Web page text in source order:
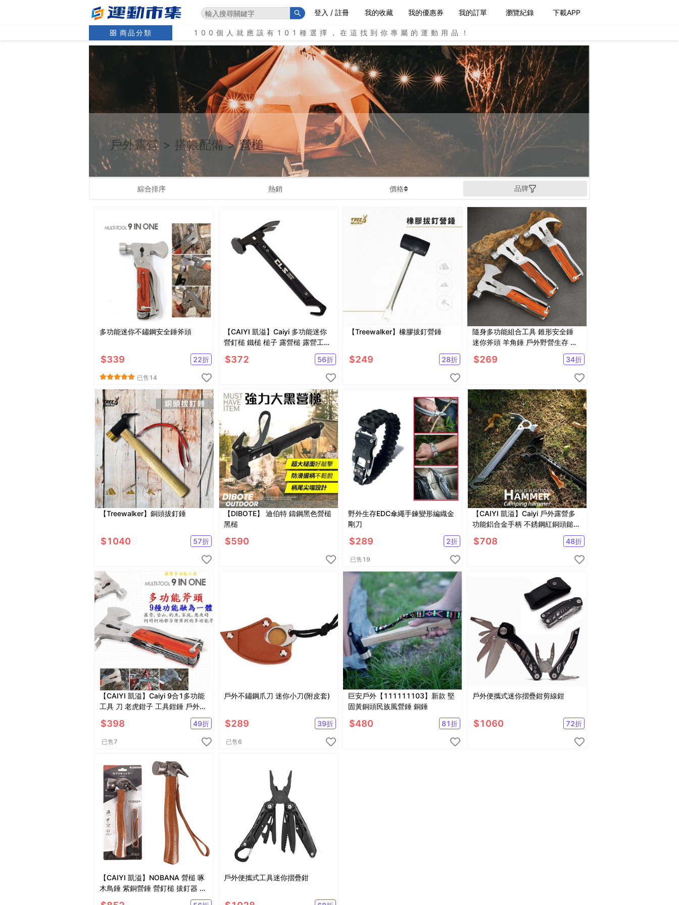
登入 / 註冊 我的收藏 我的優惠券 我的訂單 瀏覽紀錄 下載APP
商品分類 100個人就應該有101種選擇，在這找到你專屬的運動用品！
戶外露營 > 搭帳配備 > 營槌
綜合排序 熱銷 價格 品牌
多功能迷你不鏽鋼安全錘斧頭
$339 22折
已售 14
【CAIYI 凱溢】Caiyi 多功能迷你
營釘槌 鐵槌 槌子 露營槌 露營工具
$372 56折
【Treewalker】橡膠拔釘營錘
$249 28折
隨身多功能組合工具 錐形安全錘
迷你斧頭 羊角錘 戶外野營生存 隨
身攜帶 贈收納袋【SV61271】
$269 34折
【Treewalker】銅頭拔釘錘
$1040 57折
【DIBOTE】 迪伯特 鑄鋼黑色營槌
黑槌
$590
野外生存EDC傘繩手鍊變形編織金
剛刀
$289 2折
已售 19
【CAIYI 凱溢】Caiyi 戶外露營多
功能鋁合金手柄 不銹鋼紅銅頭鎚營
$708 48折
【CAIYI 凱溢】Caiyi 9合1多功能
工具 刀 老虎鉗子 工具鉗錘 戶外安
$398 49折
已售7
戶外不鏽鋼爪刀 迷你小刀(附皮套)
$289 39折
已售6
巨安戶外【111111103】新款 堅
固黃銅頭民族風營錘 銅錘
$480 81折
戶外便攜式迷你摺疊鉗剪線鉗
$1060 72折
【CAIYI 凱溢】NOBANA 營槌 啄
木鳥錘 紫銅營錘 營釘槌 拔釘器 榔
戶外便攜式工具迷你摺疊鉗